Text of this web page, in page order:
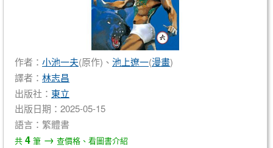
作者： 小池一夫(原作)、 池上遼一(漫畫)
譯者： 林志昌
出版社： 東立
出版日期：2025-05-15
語言：繁體書
共 4 筆 → 查價格、看圖書介紹